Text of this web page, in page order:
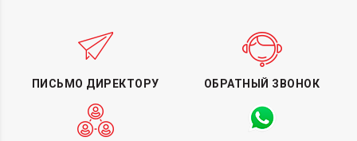
ПИСЬМО ДИРЕКТОРУ ОБРАТНЫЙ ЗВОНОК